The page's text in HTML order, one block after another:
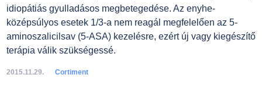
idiopátiás gyulladásos megbetegedése. Az enyhe-
középsúlyos esetek 1/3-a nem reagál megfelelően az 5-
aminoszalicilsav (5-ASA) kezelésre, ezért új vagy kiegészítő
terápia válik szükségessé.
2015.11.29. Cortiment